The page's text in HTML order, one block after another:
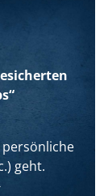
geht.